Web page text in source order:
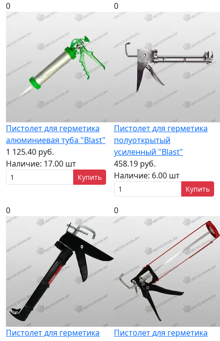
0
Пистолет для герметика
алюминиевая туба "Blast"
1 125.40 руб.
Наличие: 17.00 шт
Купить
0
Пистолет для герметика
полуоткрытый
усиленный "Blast"
458.19 руб.
Наличие: 6.00 шт
Купить
0
Пистолет для герметика
0
Пистолет для герметика